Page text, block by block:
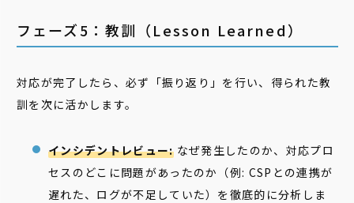
フェーズ5：教訓（Lesson Learned）
対応が完了したら、必ず「振り返り」を行い、得られた教
訓を次に活かします。
インシデントレビュー:なぜ発生したのか、対応プロ
セスのどこに問題があったのか（例: CSPとの連携が
遅れた、ログが不足していた）を徹底的に分析しま